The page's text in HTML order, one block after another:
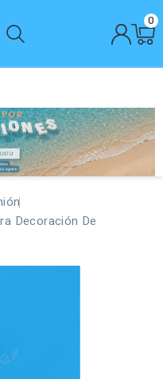
0
Decoración De